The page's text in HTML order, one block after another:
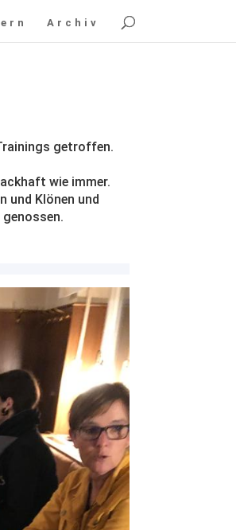
Archiv
getroffen.
wie immer.
und Klönen und